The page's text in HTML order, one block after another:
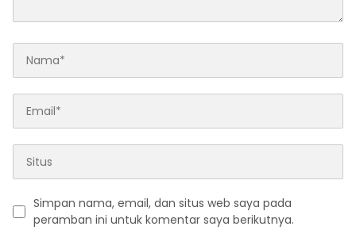
Simpan nama, email, dan situs web saya pada
peramban ini untuk komentar saya berikutnya.